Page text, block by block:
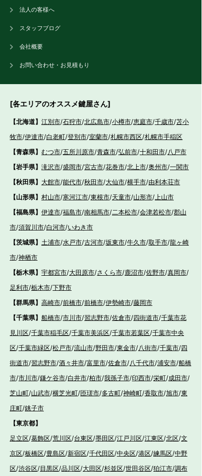
法人の客様へ
スタッフブログ
会社概要
お問い合わせ・お見積もり
[各エリアのオススメ鍵屋さん]
【北海道】 江別市/石狩市/北広島市/小樽市/恵庭市/千歳市/苫小
牧市/伊達市/白老町/登別市/室蘭市/札幌市西区/札幌市手稲区
【青森県】 むつ市/五所川原市/青森市/弘前市/十和田市/八戸市
【岩手県】 滝沢市/盛岡市/宮古市/花巻市/北上市/奥州市/一関市
【秋田県】 大館市/能代市/秋田市/大仙市/横手市/由利本荘市
【山形県】 村山市/寒河江市/東根市/天童市/山形市/ 上山市
【福島県】 伊達市/福島市/南相馬市/二本松市/会津若松市/郡山
市/須賀川市/白河市/いわき市
【茨城県】 土浦市/水戸市/古河市/坂東市/牛久市/取手市/龍ヶ崎
市/神栖市
【栃木県】 宇都宮市/大田原市/さくら市/鹿沼市/佐野市/真岡市/
足利市/栃木市/下野市
【群馬県】 高崎市/前橋市/前橋市/伊勢崎市/藤岡市
【千葉県】 船橋市/市川市/習志野市/佐倉市/四街道市/千葉市花
見川区/千葉市稲毛区/千葉市美浜区/千葉市若葉区/千葉市中央
区/千葉市緑区/松戸市/流山市/野田市/東金市/八街市/千葉市/四
街道市/習志野市/酒々井市/富里市/佐倉市/八千代市/浦安市/船橋
市/市川市/鎌ケ谷市/白井市/柏市/我孫子市/印西市/栄町/成田市/
芝山町/山武市/横芝光町/匝瑳市/多古町/神崎町/香取市/旭市/東
庄町/銚子市
【東京都】
足立区/葛飾区/荒川区/台東区/墨田区/江戸川区/江東区/北区/文
京区/板橋区/豊島区/新宿区/千代田区/中央区/港区/練馬区/中野
区/渋谷区/目黒区/品川区/大田区/杉並区/世田谷区/狛江市/調布